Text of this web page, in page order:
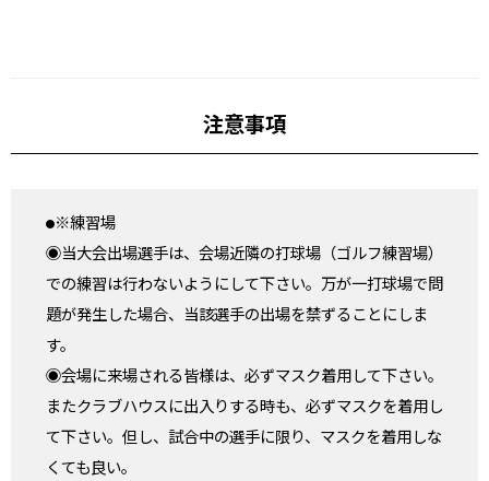
注意事項
※練習場
◉当大会出場選手は、会場近隣の打球場（ゴルフ練習場）
での練習は行わないようにして下さい。万が一打球場で問
題が発生した場合、当該選手の出場を禁ずることにしま
す。
◉会場に来場される皆様は、必ずマスク着用して下さい。
またクラブハウスに出入りする時も、必ずマスクを着用し
て下さい。但し、試合中の選手に限り、マスクを着用しな
くても良い。